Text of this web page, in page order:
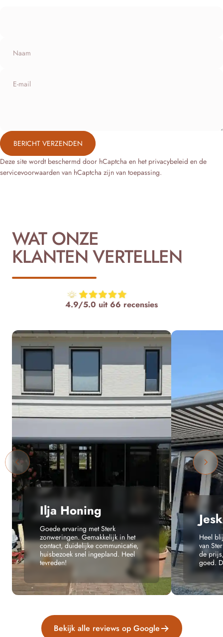
Naam
E-mail
Bericht
Bericht verzenden
BERICHT VERZENDEN
Deze site wordt beschermd door hCaptcha en het privacybeleid en de
servicevoorwaarden van hCaptcha zijn van toepassing.
WAT ONZE
KLANTEN VERTELLEN
4.9/5.0 uit 66 recensies
Ilja Honing
Goede ervaring met Sterk
zonweringen. Gemakkelijk in het
contact, duidelijke communicatie,
huisbezoek snel ingepland. Heel
tevreden!
Heel
van
de
goed.
Bekijk alle reviews op Google